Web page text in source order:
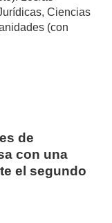
Ciencias
(con
de
con una
el segundo